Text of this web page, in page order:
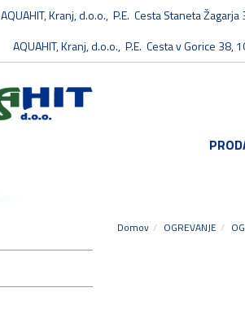
AQUAHIT, Kranj, d.o.o., P.E. Cesta Staneta
AQUAHIT, Kranj, d.o.o., P.E. Cesta v Gorice 38,
Domov OGREVANJE